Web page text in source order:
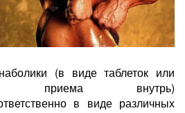
(в виде таблеток или
приема внутрь)
в виде различных